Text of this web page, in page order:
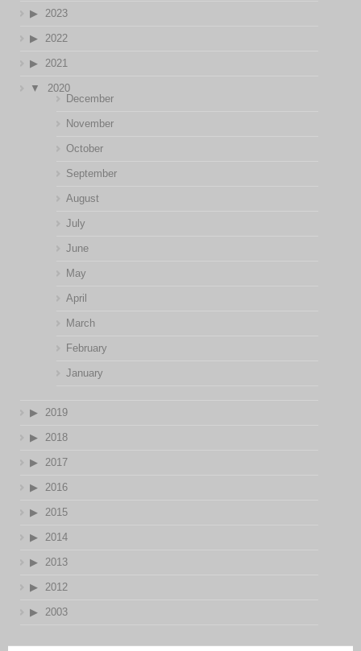
2023
2022
2021
2020
December
November
October
September
August
July
June
May
April
March
February
January
2019
2018
2017
2016
2015
2014
2013
2012
2003